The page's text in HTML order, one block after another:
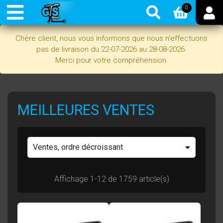
Chère client, nous vous informons que nous n'effectuons
pas de livraison du 22-07-2026 au 28-08-2026.
Merci pour votre compréhension.
0
MEILLEURES VENTES
Ventes, ordre décroissant
Affichage 1-12 de 1759 article(s)